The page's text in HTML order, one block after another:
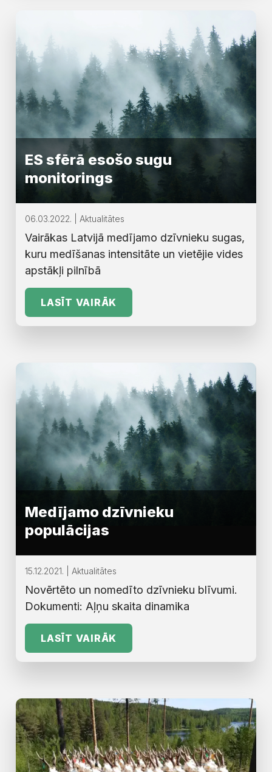
ES sfērā esošo sugu
monitorings
06.03.2022. | Aktualitātes
Vairākas Latvijā medījamo dzīvnieku sugas,
kuru medīšanas intensitāte un vietējie vides
apstākļi pilnībā
LASĪT VAIRĀK
Medījamo dzīvnieku
populācijas
15.12.2021. | Aktualitātes
Novērtēto un nomedīto dzīvnieku blīvumi.
Dokumenti: Aļņu skaita dinamika
LASĪT VAIRĀK